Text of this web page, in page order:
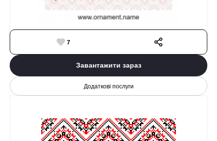
7
Завантажити зараз
Додаткові послуги